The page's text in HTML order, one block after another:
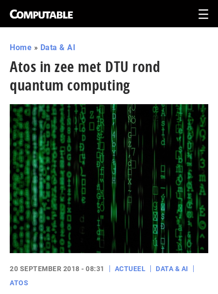
Home » Data & AI
Atos in zee met DTU rond
quantum computing
20 SEPTEMBER 2018 - 08:31 ACTUEEL
DATA & AI
ATOS